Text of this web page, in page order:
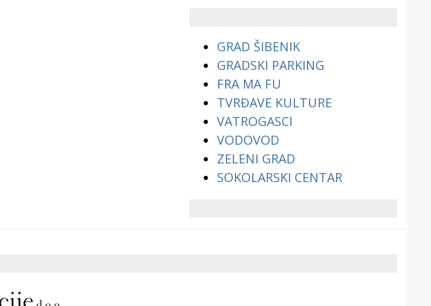
GRAD ŠIBENIK
GRADSKI PARKING
FRA MA FU
TVRĐAVE KULTURE
VATROGASCI
VODOVOD
ZELENI GRAD
SOKOLARSKI CENTAR